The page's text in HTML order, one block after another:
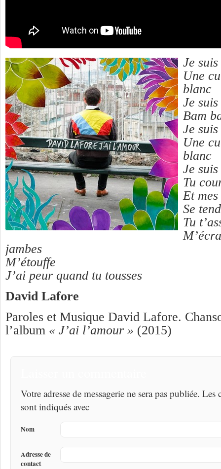
Je
Une
blanc
Je
Bam
Je
Une
blanc
Je
Tu
Et
Se
Tu
jambes
M’étouffe
J’ai peur quand tu tousses
David Lafore
Paroles et Musique David Lafore.
l’album « J’ai l’amour » (2015)
Votre adresse de messagerie ne sera pas publiée.
sont indiqués avec
Nom
Adresse de
contact